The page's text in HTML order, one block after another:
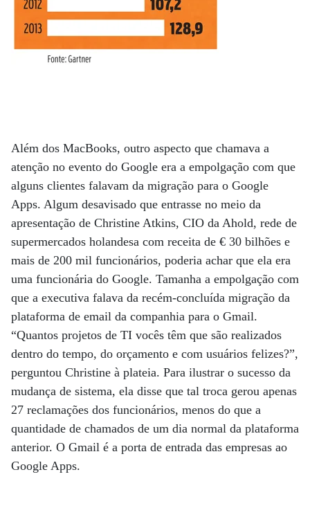
Além dos MacBooks, outro aspecto que chamava a
atenção no evento do Google era a empolgação com que
alguns clientes falavam da migração para o Google
Apps. Algum desavisado que entrasse no meio da
apresentação de Christine Atkins, CIO da Ahold, rede de
supermercados holandesa com receita de € 30 bilhões e
mais de 200 mil funcionários, poderia achar que ela era
uma funcionária do Google. Tamanha a empolgação com
que a executiva falava da recém-concluída migração da
plataforma de email da companhia para o Gmail.
“Quantos projetos de TI vocês têm que são realizados
dentro do tempo, do orçamento e com usuários felizes?”,
perguntou Christine à plateia. Para ilustrar o sucesso da
mudança de sistema, ela disse que tal troca gerou apenas
27 reclamações dos funcionários, menos do que a
quantidade de chamados de um dia normal da plataforma
anterior. O Gmail é a porta de entrada das empresas ao
Google Apps.